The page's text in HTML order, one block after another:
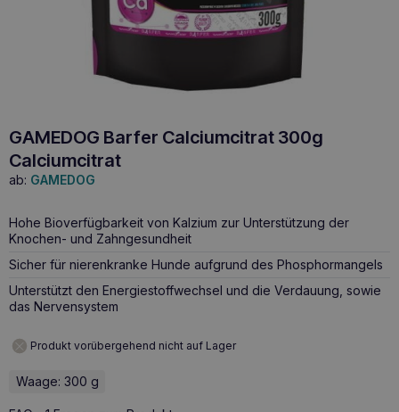
GAMEDOG Barfer Calciumcitrat 300g
Calciumcitrat
ab: GAMEDOG
Hohe Bioverfügbarkeit von Kalzium zur Unterstützung der
Knochen- und Zahngesundheit
Sicher für nierenkranke Hunde aufgrund des Phosphormangels
Unterstützt den Energiestoffwechsel und die Verdauung, sowie
das Nervensystem
Produkt vorübergehend nicht auf Lager
Waage: 300 g